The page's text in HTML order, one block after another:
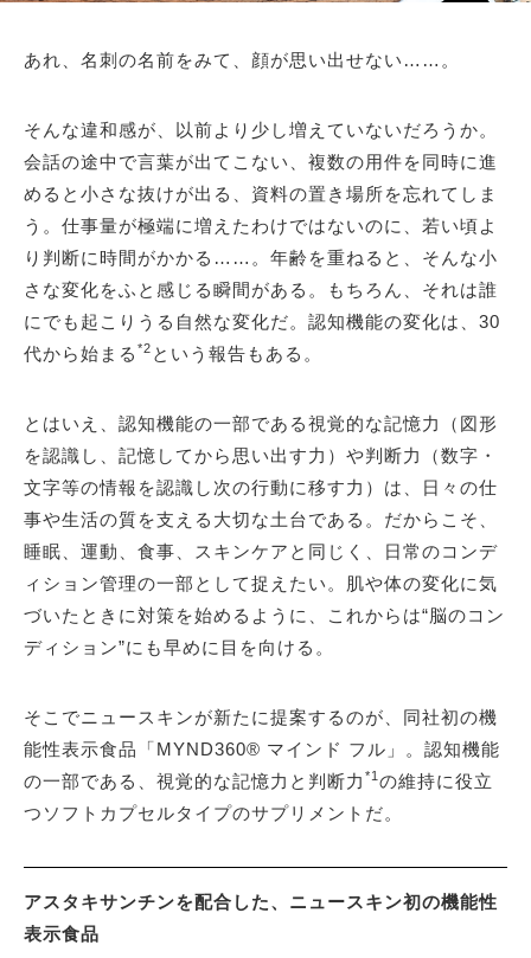
あれ、名刺の名前をみて、顔が思い出せない……。
そんな違和感が、以前より少し増えていないだろうか。
会話の途中で言葉が出てこない、複数の用件を同時に進
めると小さな抜けが出る、資料の置き場所を忘れてしま
う。仕事量が極端に増えたわけではないのに、若い頃よ
り判断に時間がかかる……。年齢を重ねると、そんな小
さな変化をふと感じる瞬間がある。もちろん、それは誰
にでも起こりうる自然な変化だ。認知機能の変化は、30
代から始まる *2 という報告もある。
とはいえ、認知機能の一部である視覚的な記憶力（図形
を認識し、記憶してから思い出す力）や判断力（数字・
文字等の情報を認識し次の行動に移す力）は、日々の仕
事や生活の質を支える大切な土台である。だからこそ、
睡眠、運動、食事、スキンケアと同じく、日常のコンデ
ィション管理の一部として捉えたい。肌や体の変化に気
づいたときに対策を始めるように、これからは“脳のコン
ディション”にも早めに目を向ける。
そこでニュースキンが新たに提案するのが、同社初の機
能性表示食品「MYND360® マインド フル」。認知機能
の一部である、視覚的な記憶力と判断力 *1 の維持に役立
つソフトカプセルタイプのサプリメントだ。
アスタキサンチンを配合した、ニュースキン初の機能性
表示食品